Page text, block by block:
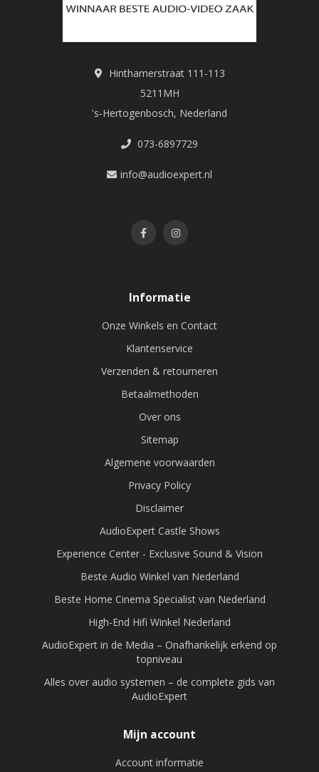
Hinthamerstraat 111-113
5211MH
's-Hertogenbosch, Nederland
073-6897729
info@audioexpert.nl
Informatie
Onze Winkels en Contact
Klantenservice
Verzenden & retourneren
Betaalmethoden
Over ons
Sitemap
Algemene voorwaarden
Privacy Policy
Disclaimer
AudioExpert Castle Shows
Experience Center - Exclusive Sound & Vision
Beste Audio Winkel van Nederland
Beste Home Cinema Specialist van Nederland
High-End Hifi Winkel Nederland
AudioExpert in de Media – Onafhankelijk erkend op
topniveau
Alles over audio systemen – de complete gids van
AudioExpert
Mijn account
Account informatie